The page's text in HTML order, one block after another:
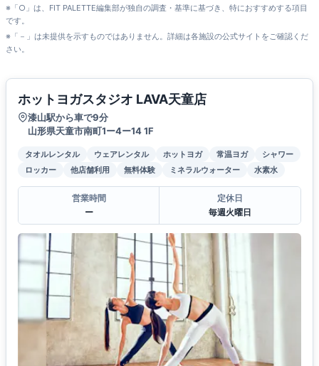
※「○」は、FIT PALETTE編集部が独自の調査・基準に基づき、特におすすめする項目
です。
※「－」は未提供を示すものではありません。詳細は各施設の公式サイトをご確認くだ
さい。
ホットヨガスタジオ LAVA天童店
漆山駅から車で9分
山形県天童市南町1ー4ー14 1F
タオルレンタル ウェアレンタル ホットヨガ 常温ヨガ
シャワー
ロッカー
他店舗利用 無料体験 ミネラルウォーター 水素水
営業時間
ー
定休日
毎週火曜日